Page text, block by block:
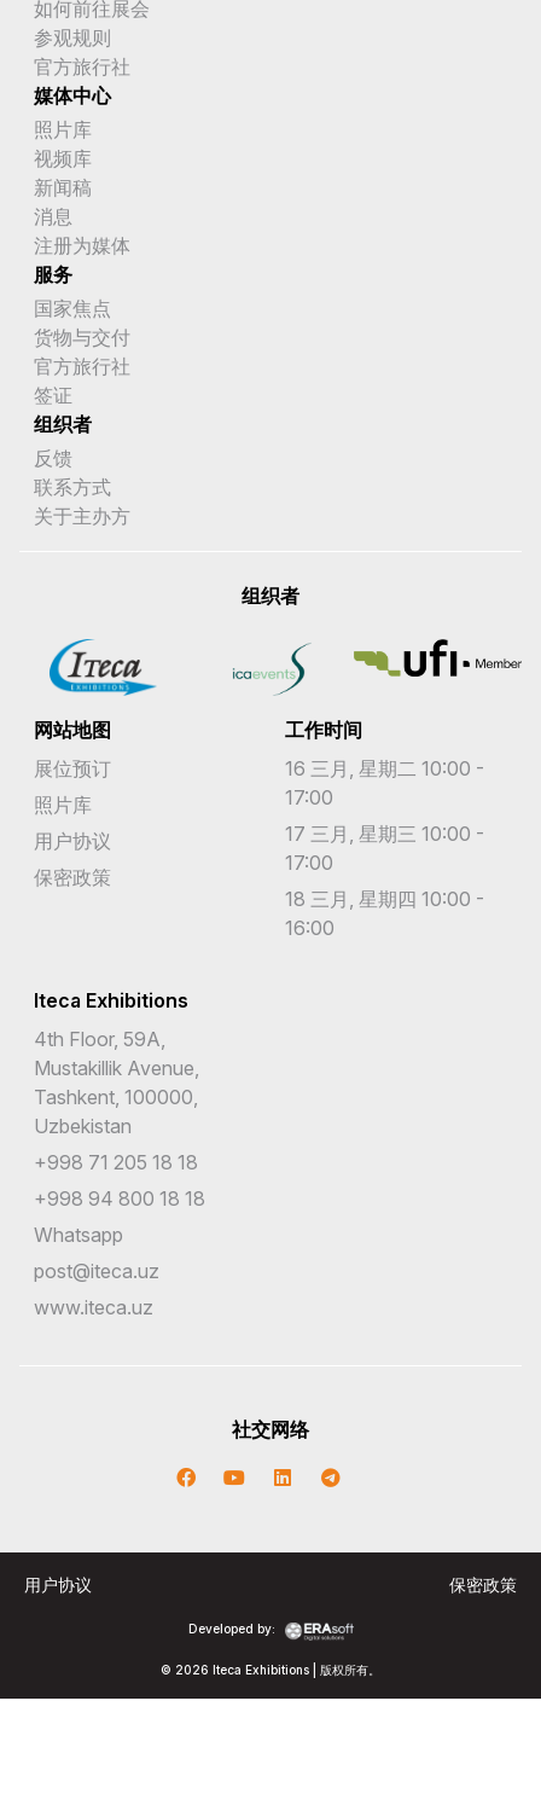
如何前往展会
参观规则
官方旅行社
媒体中心
照片库
视频库
新闻稿
消息
注册为媒体
服务
国家焦点
货物与交付
官方旅行社
签证
组织者
反馈
联系方式
关于主办方
组织者
网站地图
展位预订
照片库
用户协议
保密政策
工作时间
16 三月, 星期二 10:00 -
17:00
17 三月, 星期三 10:00 -
17:00
18 三月, 星期四 10:00 -
16:00
Iteca Exhibitions
4th Floor, 59A,
Mustakillik Avenue,
Tashkent, 100000,
Uzbekistan
+998 71 205 18 18
+998 94 800 18 18
Whatsapp
post@iteca.uz
www.iteca.uz
社交网络
© 2026 Iteca Exhibitions | 版权所有。
Developed by:
用户协议 保密政策